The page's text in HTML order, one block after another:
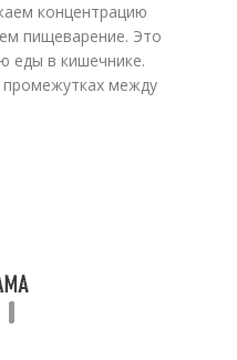
концентрацию
пищеварение. Это
еды в кишечнике.
между